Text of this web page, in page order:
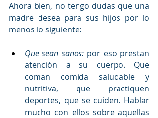
Ahora bien, no tengo dudas que una
madre desea para sus hijos por lo
menos lo siguiente:
Que sean sanos: por eso prestan
atención a su cuerpo. Que
coman comida saludable y
nutritiva, que practiquen
deportes, que se cuiden. Hablar
mucho con ellos sobre aquellas